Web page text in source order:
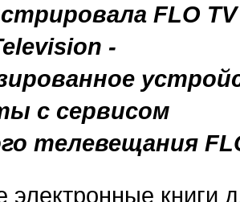
FLO TV
-
с сервисом
телевещания
книги